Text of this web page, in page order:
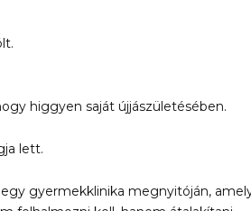
higgyen saját újjászületésében.
lett.
gyermekklinika megnyitóján,